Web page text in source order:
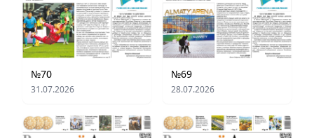
№70
31.07.2026
№69
28.07.2026